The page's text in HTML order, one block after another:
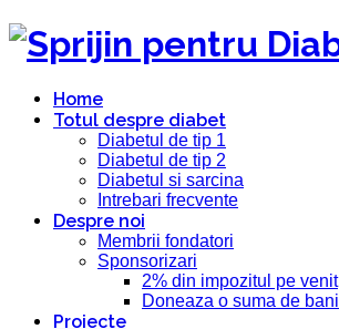
Home
Totul despre diabet
Diabetul de tip 1
Diabetul de tip 2
Diabetul si sarcina
Intrebari frecvente
Despre noi
Membrii fondatori
Sponsorizari
2% din impozitul pe venit
Doneaza o suma de bani
Proiecte